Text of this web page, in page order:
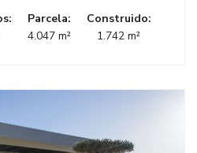
Parcela:
4.047 m²
Construido:
1.742 m²